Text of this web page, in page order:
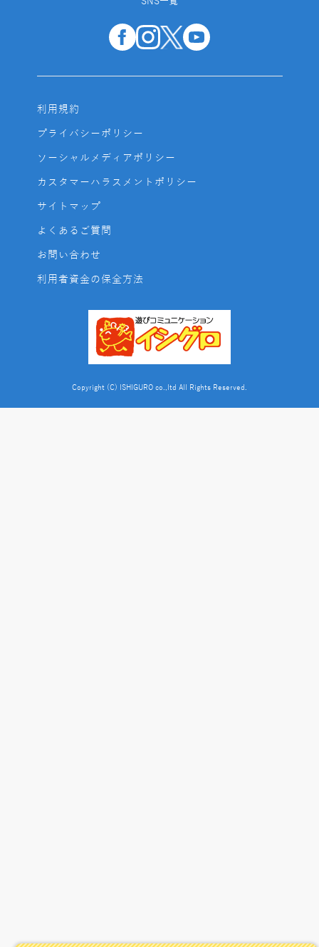
利用規約
プライバシーポリシー
ソーシャルメディアポリシー
カスタマーハラスメントポリシー
サイトマップ
よくあるご質問
お問い合わせ
利用者資金の保全方法
Copyright (C) ISHIGURO co.,ltd All Rights Reserved.